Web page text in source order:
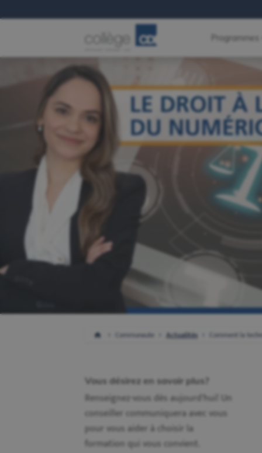
Programmes
Communaute Actualités Comment la
Vous désirez en savoir plus?
Renseignez-vous dès aujourd'hui! Un
conseiller communiquera avec vous
pour vous aider à choisir la
formation qui vous convient.